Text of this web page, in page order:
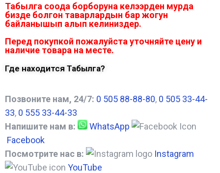
Табылга соода борборуна келээрден мурда
бизде болгон таварлардын бар жогун
байланышып алып келиниздер.
Перед покупкой пожалуйста уточняйте цену и
наличие товара на месте.
Где находится Табылга?
Позвоните нам, 24/7: 0 505 88-88-80, 0 505 33-44-
33, 0 555 33-44-33
Напишите нам в:
WhatsApp
Facebook
Посмотрите нас в:
Instagram
YouTube